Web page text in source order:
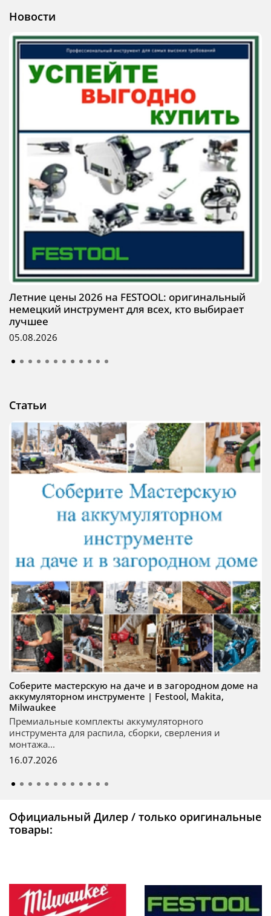
Новости
Летние цены 2026 на FESTOOL: оригинальный
немецкий инструмент для всех, кто выбирает
лучшее
05.08.2026
Статьи
Соберите мастерскую на даче и в загородном доме на
аккумуляторном инструменте | Festool, Makita,
Milwaukee
Премиальные комплекты аккумуляторного
инструмента для распила, сборки, сверления и
монтажа...
16.07.2026
Официальный Дилер / только оригинальные
товары: